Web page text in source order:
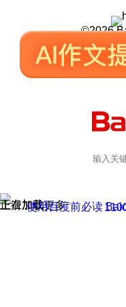
©2026
正在加载
上滑加载更多
使用百度前必读京公